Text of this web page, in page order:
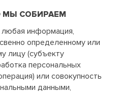
СОБИРАЕМ
любая информация,
определенному или
лицу (субъекту
персональных
или совокупность
данными,